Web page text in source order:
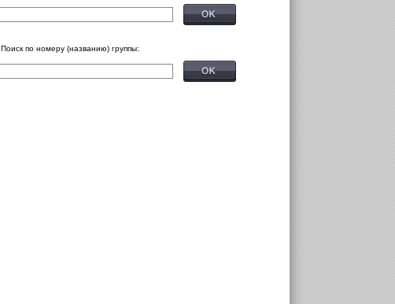
Поиск по номеру (названию) группы: